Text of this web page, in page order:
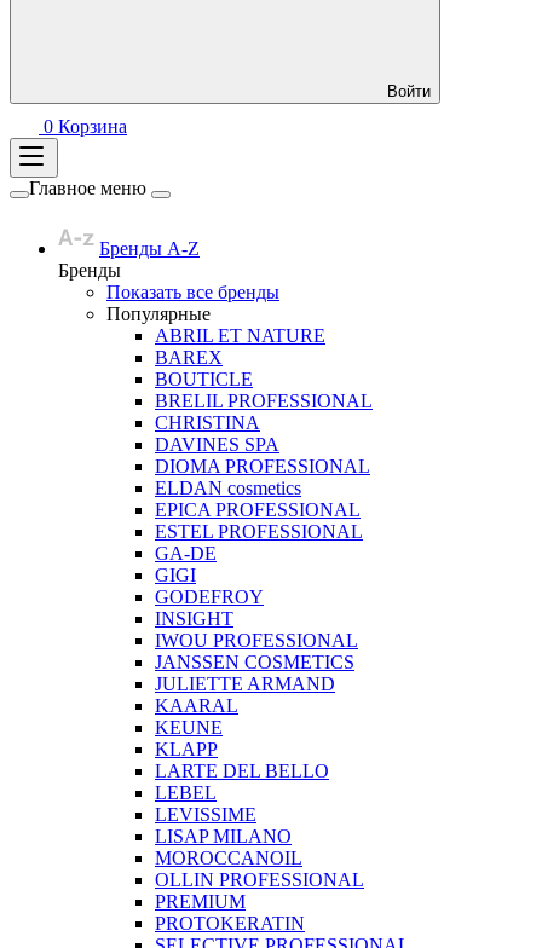
Войти
0 Корзина
Главное меню
Бренды A-Z
Бренды
Показать все бренды
Популярные
ABRIL ET NATURE
BAREX
BOUTICLE
BRELIL PROFESSIONAL
CHRISTINA
DAVINES SPA
DIOMA PROFESSIONAL
ELDAN cosmetics
EPICA PROFESSIONAL
ESTEL PROFESSIONAL
GA-DE
GIGI
GODEFROY
INSIGHT
IWOU PROFESSIONAL
JANSSEN COSMETICS
JULIETTE ARMAND
KAARAL
KEUNE
KLAPP
LARTE DEL BELLO
LEBEL
LEVISSIME
LISAP MILANO
MOROCCANOIL
OLLIN PROFESSIONAL
PREMIUM
PROTOKERATIN